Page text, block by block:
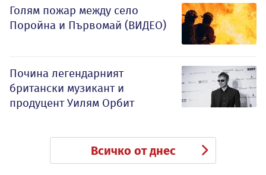
Голям пожар между село
Поройна и Първомай (ВИДЕО)
Почина легендарният
британски музикант и
продуцент Уилям Орбит
Всичко от днес